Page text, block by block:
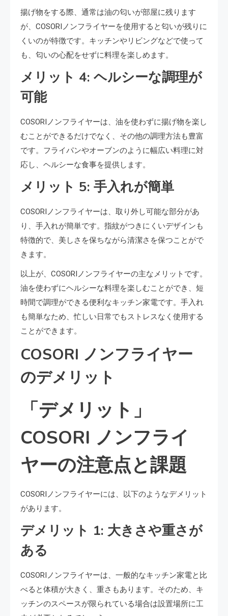
揚げ物をする際、通常は油の匂いが部屋に残ります
が、COSORIノンフライヤーを使用すると匂いが残りに
くいのが特徴です。キッチンやリビングなどで使って
も、匂いの心配をせずに料理を楽しめます。
メリット 4: ヘルシーな調理が
可能
COSORIノンフライヤーは、油を使わずに揚げ物を楽し
むことができるだけでなく、その他の調理方法も豊富
です。フライパンやオーブンのように幅広い料理に対
応し、ヘルシーな食事を提供します。
メリット 5: 手入れが簡単
COSORIノンフライヤーは、取り外し可能な部分があ
り、手入れが簡単です。指紋がつきにくいデザインも
特徴的で、美しさを保ちながら清潔さを保つことがで
きます。
以上が、COSORIノンフライヤーの主なメリットです。
油を使わずにヘルシーな料理を楽しむことができ、短
時間で調理ができる便利なキッチン家電です。手入れ
も簡単なため、忙しい日常でもストレスなく使用する
ことができます。
COSORI ノンフライヤー
のデメリット
「デメリット」
COSORI ノンフライ
ヤーの注意点と課題
COSORIノンフライヤーには、以下のようなデメリット
があります。
デメリット 1: 大きさや重さが
ある
COSORIノンフライヤーは、一般的なキッチン家電と比
べると体積が大きく、重さもあります。そのため、キ
ッチンのスペースが限られている場合は設置場所に工